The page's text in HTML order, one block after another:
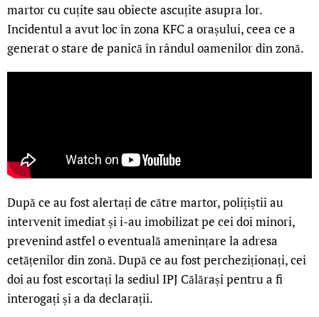
martor cu cuțite sau obiecte ascuțite asupra lor.
Incidentul a avut loc în zona KFC a orașului, ceea ce a
generat o stare de panică în rândul oamenilor din zonă.
După ce au fost alertați de către martor, polițiștii au
intervenit imediat și i-au imobilizat pe cei doi minori,
prevenind astfel o eventuală amenințare la adresa
cetățenilor din zonă. După ce au fost percheziționați, cei
doi au fost escortați la sediul IPJ Călărași pentru a fi
interogați și a da declarații.